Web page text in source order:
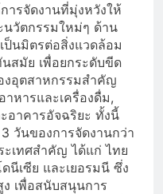
ารจัดงานที่มุ่งหวังให้
นวัตกรรมใหม่ๆ ด้าน
ป็นมิตรต่อสิ่งแวดล้อม
สมัย เพื่อยกระดับขีด
งอุตสาหกรรมสำคัญ
หารและเครื่องดื่ม,
อาคารอัจฉริยะ ทั้งนี้
วันของการจัดงานกว่า
เทศสำคัญ ได้แก่ ไทย
นีเซีย และเยอรมนี ซึ่ง
ง เพื่อสนับสนุนการ